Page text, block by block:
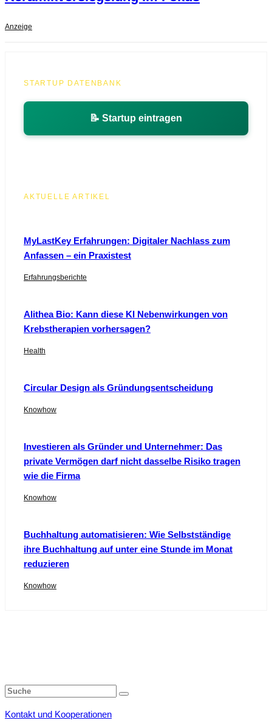
Anzeige
STARTUP DATENBANK
📝 Startup eintragen
AKTUELLE ARTIKEL
MyLastKey Erfahrungen: Digitaler Nachlass zum
Anfassen – ein Praxistest
Erfahrungsberichte
Alithea Bio: Kann diese KI Nebenwirkungen von
Krebstherapien vorhersagen?
Health
Circular Design als Gründungsentscheidung
Knowhow
Investieren als Gründer und Unternehmer: Das
private Vermögen darf nicht dasselbe Risiko tragen
wie die Firma
Knowhow
Buchhaltung automatisieren: Wie Selbstständige
ihre Buchhaltung auf unter eine Stunde im Monat
reduzieren
Knowhow
Kontakt und Kooperationen